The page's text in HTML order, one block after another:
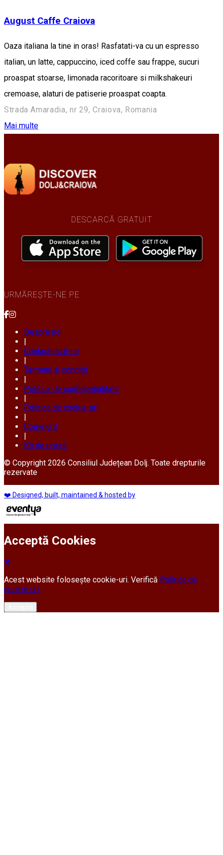
August Caffe Craiova
Oaza italiana la tine in oras! Rasfatati-va cu un espresso
italian, un latte, cappuccino, iced coffe sau frappe, sucuri
proaspat stoarse, limonada racoritoare si milkshakeuri
cremoase, alaturi de patiserie proaspat coapta.
Strada Amaradia, nr 29, Craiova, Romania
Mai multe
DESCARCĂ GRATUIT
URMĂREȘTE-NE PE
Despre noi
|
Contactează-ne
|
Termeni și condiții
|
Politica de confidențialitate
|
Politica de cookie-uri
|
Copyright
|
Kit de presă
© Copyright 2026 Consiliul Județean Dolj. Toate drepturile
rezervate
❤️ Designed, built, maintained & hosted by
Acceptă Cookies
Acest website folosește cookie-uri. Verifică Politica de
cookie-uri